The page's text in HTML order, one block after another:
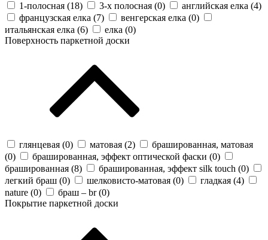
1-полосная (18) 3-х полосная (0) английская елка (4)
французская елка (7) венгерская елка (0)
итальянская елка (6) елка (0)
Поверхность паркетной доски
глянцевая (0) матовая (2)
брашированная, матовая
(0) брашированная, эффект оптической фаски (0)
брашированная (8) брашированная, эффект silk touch (0)
легкий браш (0) шелковисто-матовая (0) гладкая (4)
nature (0) браш – br (0)
Покрытие паркетной доски